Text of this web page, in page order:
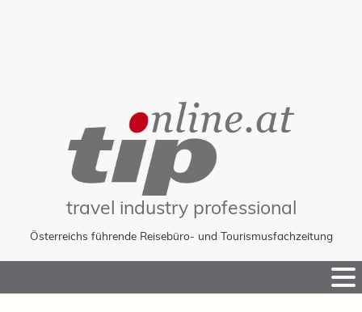
travel industry professional
Österreichs führende Reisebüro- und Tourismusfachzeitung
to